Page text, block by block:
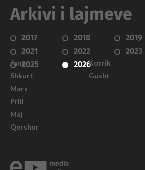
Arkivi i lajmeve
2017 2018 2019
2021
2022 2023
2025
2026
Janar
Shkurt
Mars
Prill
Maj
Qershor
Korrik
Gusht